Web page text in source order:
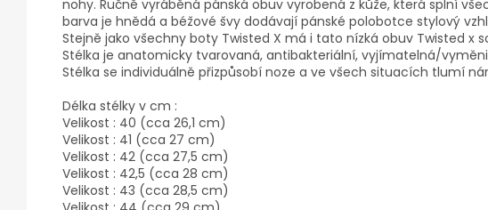
nohy. Ručně vyráběná pánská obuv vyrobená z kůže, která splní
barva je hnědá a béžové švy dodávají pánské polobotce stylový
Stejně jako všechny boty Twisted X má i tato nízká obuv Twisted x
Stélka je anatomicky tvarovaná, antibakteriální, vyjímatelná/
Stélka se individuálně přizpůsobí noze a ve všech situacích tlumí
Délka stélky v cm :
Velikost : 40 (cca 26,1 cm)
Velikost : 41 (cca 27 cm)
Velikost : 42 (cca 27,5 cm)
Velikost : 42,5 (cca 28 cm)
Velikost : 43 (cca 28,5 cm)